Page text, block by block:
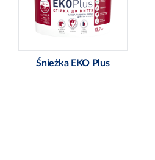
Śnieżka EKO Plus